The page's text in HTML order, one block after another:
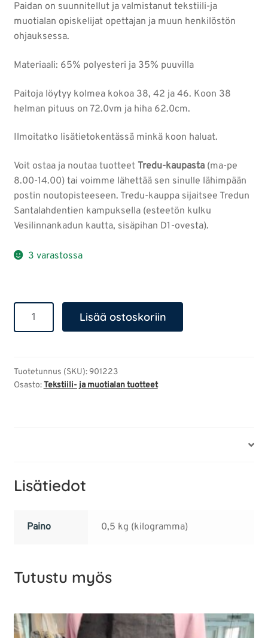
Paidan on suunnitellut ja valmistanut tekstiili-ja
muotialan opiskelijat opettajan ja muun henkilöstön
ohjauksessa.
Materiaali: 65% polyesteri ja 35% puuvilla
Paitoja löytyy kolmea kokoa 38, 42 ja 46. Koon 38
helman pituus on 72.0vm ja hiha 62.0cm.
Ilmoitatko lisätietokentässä minkä koon haluat.
Voit ostaa ja noutaa tuotteet Tredu-kaupasta(ma-pe
8.00-14.00) tai voimme lähettää sen sinulle lähimpään
postin noutopisteeseen. Tredu-kauppa sijaitsee Tredun
Santalahdentien kampuksella (esteetön kulku
Vesilinnankadun kautta, sisäpihan D1-ovesta).
3 varastossa
Farkkupaita
määrä
Lisää ostoskoriin
Tuotetunnus (SKU):901223
Osasto:Tekstiili- ja muotialan tuotteet
Lisätiedot
Paino 0,5 kg (kilogramma)
Tutustu myös